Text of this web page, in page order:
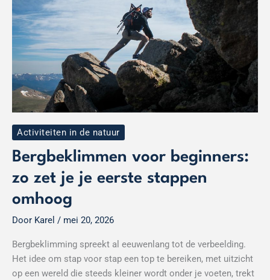
Activiteiten in de natuur
Bergbeklimmen voor beginners:
zo zet je je eerste stappen
omhoog
Door Karel / mei 20, 2026
Bergbeklimming spreekt al eeuwenlang tot de verbeelding.
Het idee om stap voor stap een top te bereiken, met uitzicht
op een wereld die steeds kleiner wordt onder je voeten, trekt
eerste
stappen
omhoog